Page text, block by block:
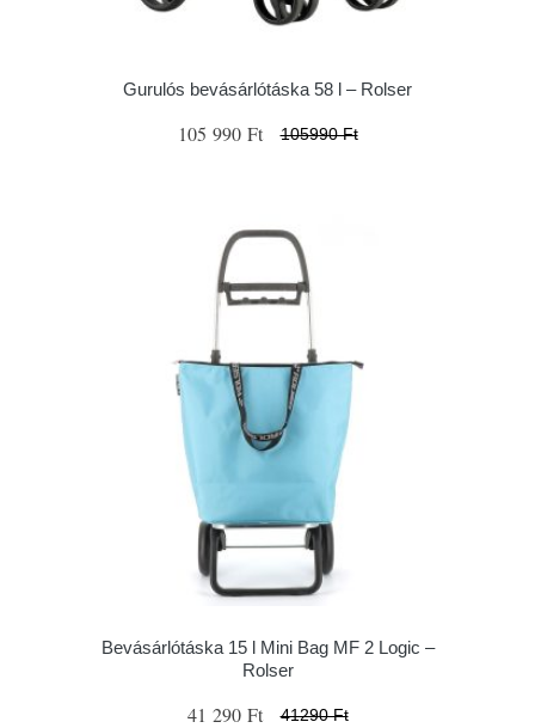
Gurulós bevásárlótáska 58 l – Rolser
105 990 Ft 105990 Ft
Bevásárlótáska 15 l Mini Bag MF 2 Logic –
Rolser
41 290 Ft 41290 Ft